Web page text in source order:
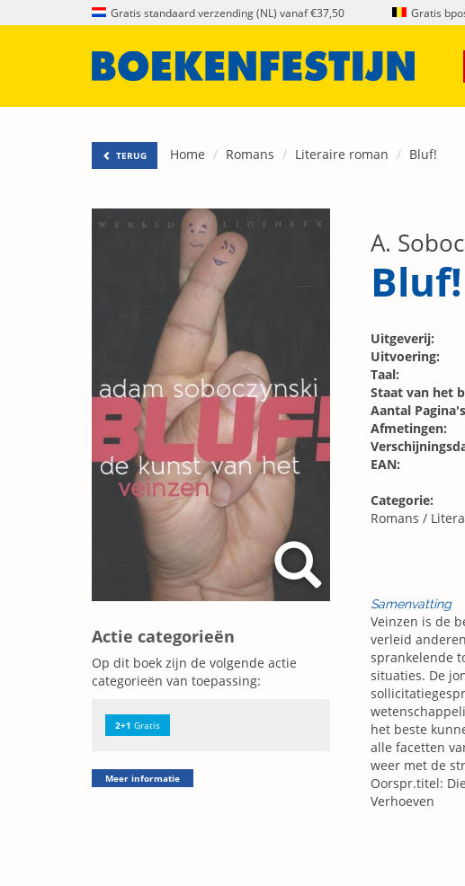
Gratis standaard verzending (NL) vanaf €37,50 Gratis
TERUG Home Romans Literaire roman Bluf!
Actie categorieën
Op dit boek zijn de volgende actie
categorieën van toepassing:
2+1 Gratis
Meer informatie
A.
Bluf!
Uitgeverij:
Uitvoering:
Taal:
Staat van het
Aantal
Afmetingen:
EAN:
Categorie:
Romans /
Samenvatting
Veinzen is de
verleid
sprankelende
situaties. De
het beste
alle facetten
weer met de
Oorspr.titel:
Verhoeven